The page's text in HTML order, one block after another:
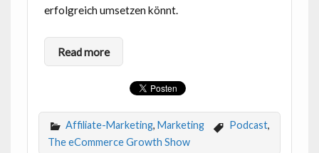
erfolgreich umsetzen könnt.
Read more
Affiliate-Marketing, Marketing Podcast,
The eCommerce Growth Show